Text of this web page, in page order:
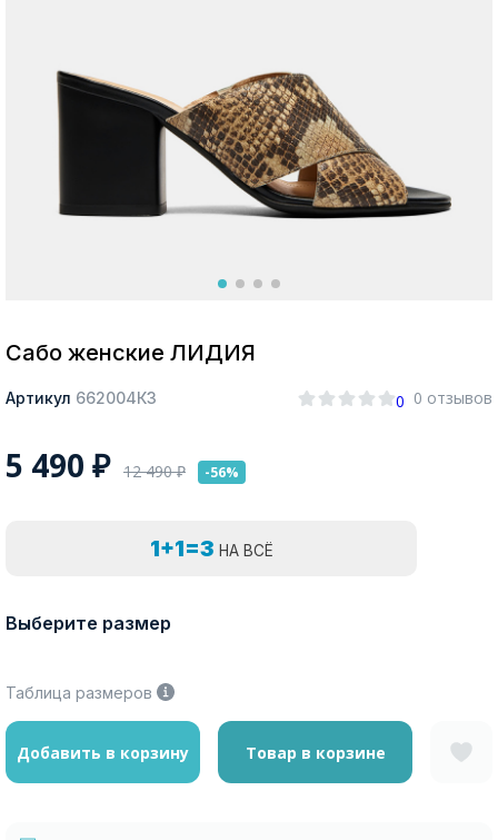
Да, все верно Изменить город
Сабо женские ЛИДИЯ
Артикул 662004КЗ 0 0 отзывов
5 490 ₽ 12 490₽ -56%
1+1=3 НА ВСЁ
Выберите размер
Таблица размеров
Добавить в корзину Товар в корзине